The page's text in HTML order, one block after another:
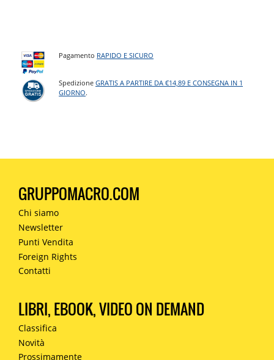
Pagamento RAPIDO E SICURO
SpedizioneGRATIS A PARTIRE DA €14,89 E CONSEGNA IN 1
GIORNO.
GRUPPOMACRO.COM
Chi siamo
Newsletter
Punti Vendita
Foreign Rights
Contatti
LIBRI, EBOOK, VIDEO ON DEMAND
Classifica
Novità
Prossimamente